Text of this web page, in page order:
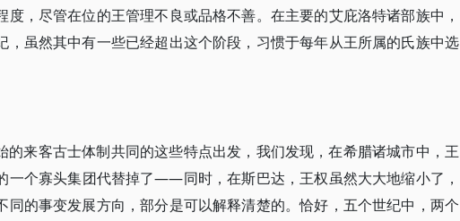
，尽管在位的王管理不良或品格不善。在主要的艾庇洛特诸部族中，
，虽然其中有一些已经超出这个阶段，习惯于每年从王所属的氏族中选
的来客古士体制共同的这些特点出发，我们发现，在希腊诸城市中，王
一个寡头集团代替掉了——同时，在斯巴达，王权虽然大大地缩小了，
同的事变发展方向，部分是可以解释清楚的。恰好，五个世纪中，两个